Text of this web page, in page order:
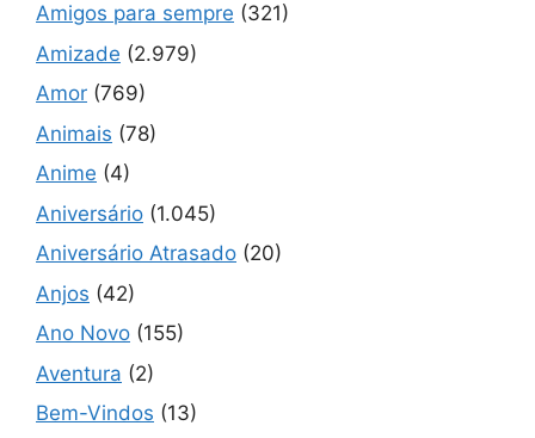
Amigos para sempre (321)
Amizade (2.979)
Amor (769)
Animais (78)
Anime (4)
Aniversário (1.045)
Aniversário Atrasado (20)
Anjos (42)
Ano Novo (155)
Aventura (2)
Bem-Vindos (13)